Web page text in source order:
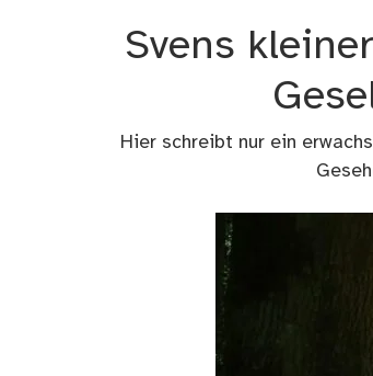
Svens
Hier schreibt nur ein